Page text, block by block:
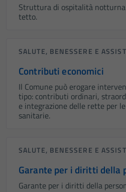
Struttura di ospitalità notturna
tetto.
SALUTE, BENESSERE E
Contributi economici
Il Comune può erogare
tipo: contributi ordinari,
e integrazione delle rette per
sanitarie.
SALUTE, BENESSERE E
Garante per i diritti della
Garante per i diritti della